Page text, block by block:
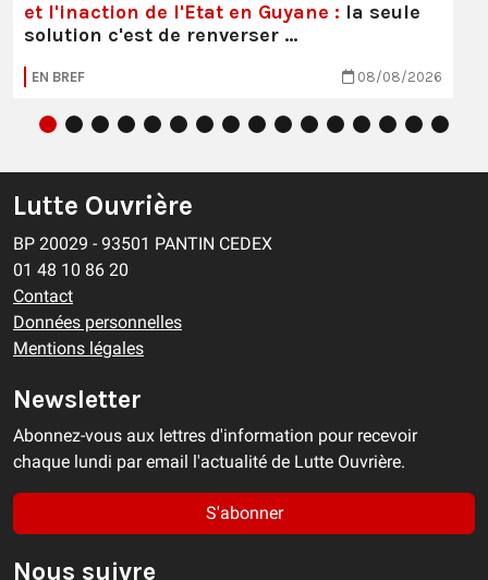
et l'inaction de l'Etat en Guyane : la seule
solution c'est de renverser …
EN BREF 08/08/2026
Lutte Ouvrière
BP 20029 - 93501 PANTIN CEDEX
01 48 10 86 20
Contact
Données personnelles
Mentions légales
Newsletter
Abonnez-vous aux lettres d'information pour recevoir
chaque lundi par email l'actualité de Lutte Ouvrière.
S'abonner
Nous suivre